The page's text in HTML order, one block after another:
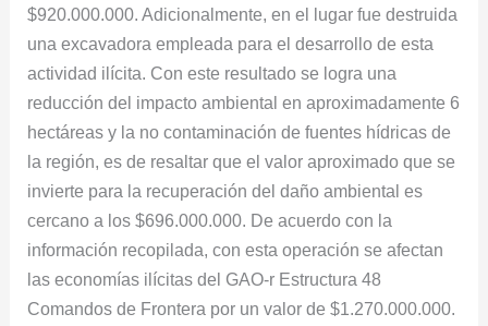
$920.000.000. Adicionalmente, en el lugar fue destruida
una excavadora empleada para el desarrollo de esta
actividad ilícita. Con este resultado se logra una
reducción del impacto ambiental en aproximadamente 6
hectáreas y la no contaminación de fuentes hídricas de
la región, es de resaltar que el valor aproximado que se
invierte para la recuperación del daño ambiental es
cercano a los $696.000.000. De acuerdo con la
información recopilada, con esta operación se afectan
las economías ilícitas del GAO-r Estructura 48
Comandos de Frontera por un valor de $1.270.000.000.